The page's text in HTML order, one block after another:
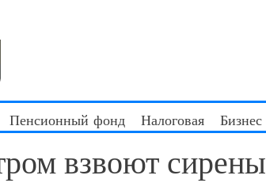
Пенсионный фонд Налоговая Бизнес
взвоют сирены